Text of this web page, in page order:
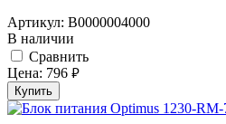
Артикул: В0000004000
В наличии
Cравнить
Цена: 796 руб.
Купить